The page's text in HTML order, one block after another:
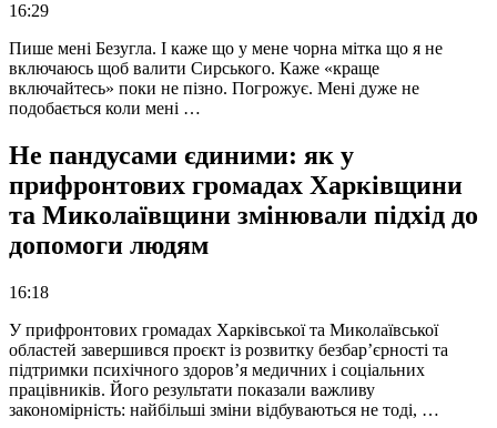
16:29
Пише мені Безугла. І каже що у мене чорна мітка що я не
включаюсь щоб валити Сирського. Каже «краще
включайтесь» поки не пізно. Погрожує. Мені дуже не
подобається коли мені …
Не пандусами єдиними: як у
прифронтових громадах Харківщини
та Миколаївщини змінювали підхід до
допомоги людям
16:18
У прифронтових громадах Харківської та Миколаївської
областей завершився проєкт із розвитку безбар’єрності та
підтримки психічного здоров’я медичних і соціальних
працівників. Його результати показали важливу
закономірність: найбільші зміни відбуваються не тоді, …